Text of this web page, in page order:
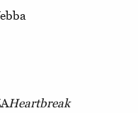
Heartbreak